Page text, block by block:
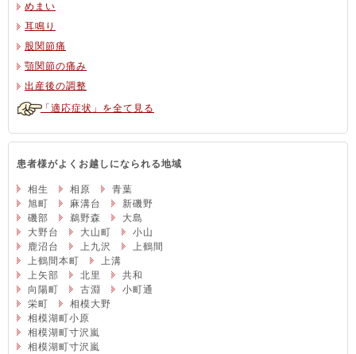
めまい
耳鳴り
股関節痛
顎関節の痛み
出産後の調整
「適応症状」を全て見る
患者様がよくお越しになられる地域
相生 相原
青葉
旭町
麻溝台
新磯野
磯部
鵜野森
大島
大野台
大山町
小山
鹿沼台
上九沢
上鶴間
上鶴間本町
上溝
上矢部
北里
共和
向陽町
古淵
小町通
栄町
相模大野
相模湖町小原
相模湖町寸沢嵐
相模湖町寸沢嵐